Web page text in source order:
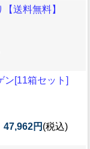
送料無料】
ン[11箱セット]
47,962円 (税込)